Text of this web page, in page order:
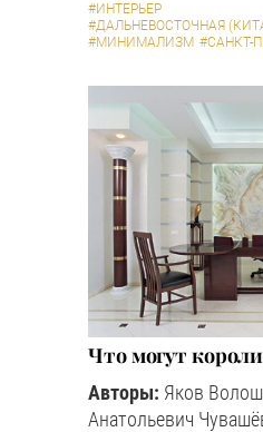
#ИНТЕРЬЕР
#ДАЛЬНЕВОСТОЧНАЯ
#МИНИМАЛИЗМ #САНКТ-
Что могут короли
Авторы: Яков
Анатольевич